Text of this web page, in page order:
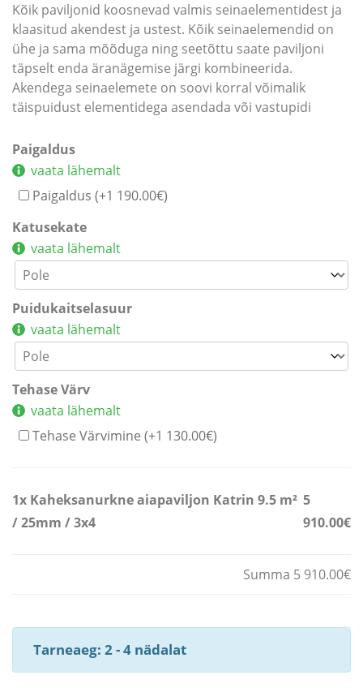
Kõik paviljonid koosnevad valmis seinaelementidest ja
klaasitud akendest ja ustest. Kõik seinaelemendid on
ühe ja sama mõõduga ning seetõttu saate paviljoni
täpselt enda äranägemise järgi kombineerida.
Akendega seinaelemete on soovi korral võimalik
täispuidust elementidega asendada või vastupidi
Paigaldus
vaata lähemalt
Paigaldus (+1 190.00€)
Katusekate
vaata lähemalt
Puidukaitselasuur
vaata lähemalt
Tehase Värv
vaata lähemalt
Tehase Värvimine (+1 130.00€)
1x Kaheksanurkne aiapaviljon Katrin 9.5 m²
/ 25mm / 3x4
5
910.00€
Summa 5 910.00€
Tarneaeg: 2 - 4 nädalat